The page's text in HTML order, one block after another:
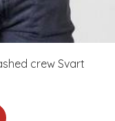
crew Svart